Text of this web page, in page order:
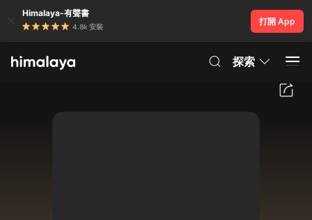
Himalaya-有聲書
4.8k 安裝
打開 App
探索